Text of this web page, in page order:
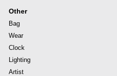
Other
Bag
Wear
Clock
Lighting
Artist